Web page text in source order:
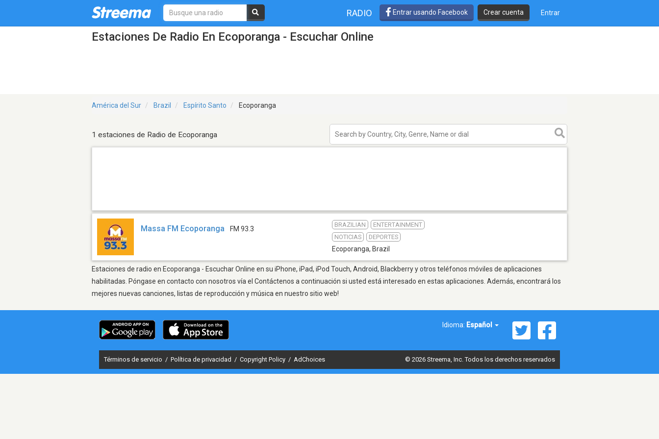
RADIO Entrar usando Facebook Crear cuenta Entrar
Estaciones De Radio En Ecoporanga - Escuchar Online
América del Sur Brazil Espírito Santo Ecoporanga
1 estaciones de Radio de Ecoporanga
Massa FM Ecoporanga FM 93.3
BRAZILIAN
ENTERTAINMENT
NOTICIAS
DEPORTES
Ecoporanga, Brazil
Estaciones de radio en Ecoporanga - Escuchar Online en su iPhone, iPad, iPod Touch, Android, Blackberry y otros teléfonos móviles de aplicaciones
habilitadas. Póngase en contacto con nosotros vía el Contáctenos a continuación si usted está interesado en estas aplicaciones. Además, encontrará los
mejores nuevas canciones, listas de reproducción y música en nuestro sitio web!
Idioma: Español
Términos de servicio / Política de privacidad / Copyright Policy / AdChoices © 2026 Streema, Inc. Todos los derechos reservados